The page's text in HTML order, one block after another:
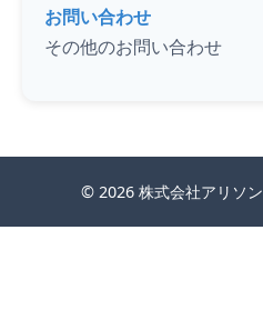
お問い合わせ
その他のお問い合わせ
© 2026 株式会社アリソン